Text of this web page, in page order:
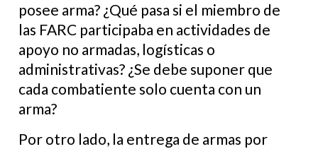
posee arma? ¿Qué pasa si el miembro de
las FARC participaba en actividades de
apoyo no armadas, logísticas o
administrativas? ¿Se debe suponer que
cada combatiente solo cuenta con un
arma?
Por otro lado, la entrega de armas por